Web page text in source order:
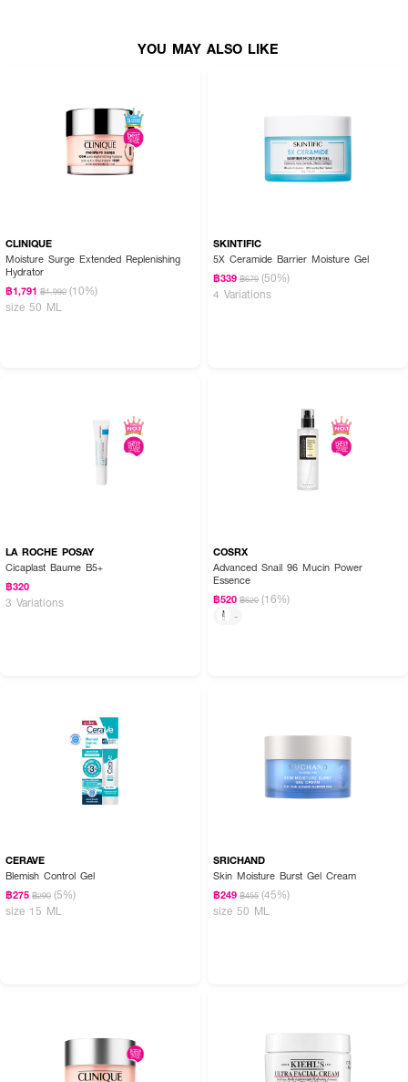
YOU MAY ALSO LIKE
CLINIQUE
Moisture Surge Extended Replenishing
Hydrator
฿1,791 ฿1,990 (10%)
size 50 ML
SKINTIFIC
5X Ceramide Barrier Moisture Gel
฿339 ฿679 (50%)
4 Variations
LA ROCHE POSAY
Cicaplast Baume B5+
฿320
3 Variations
COSRX
Advanced Snail 96 Mucin Power
Essence
฿520 ฿620 (16%)
-
CERAVE
Blemish Control Gel
฿275 ฿290 (5%)
size 15 ML
SRICHAND
Skin Moisture Burst Gel Cream
฿249 ฿455 (45%)
size 50 ML